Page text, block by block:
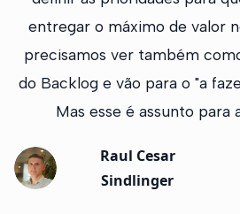
entregar o máximo de valor
precisamos ver também
do Backlog e vão para o "a
Mas esse é assunto para
Raul Cesar
Sindlinger